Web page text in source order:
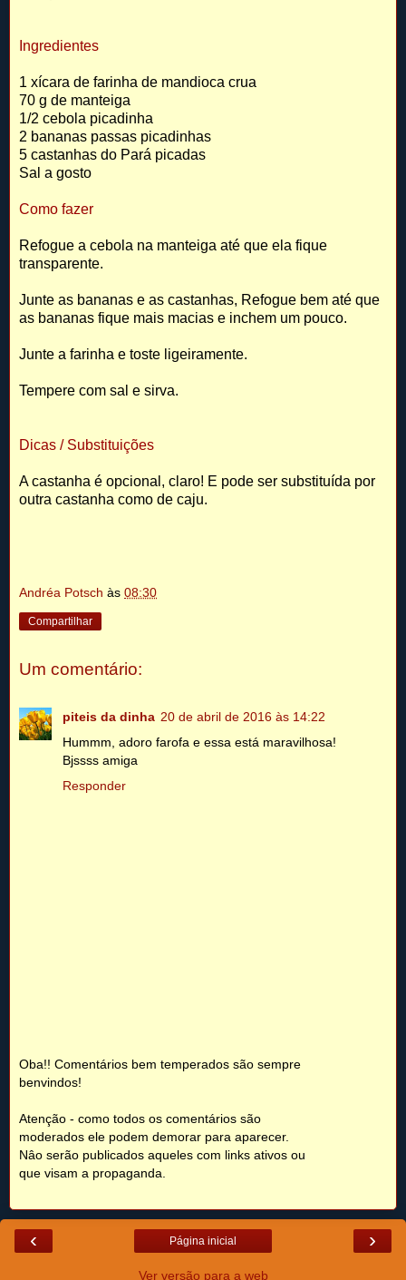
Ingredientes
1 xícara de farinha de mandioca crua
70 g de manteiga
1/2 cebola picadinha
2 bananas passas picadinhas
5 castanhas do Pará picadas
Sal a gosto
Como fazer
Refogue a cebola na manteiga até que ela fique
transparente.
Junte as bananas e as castanhas, Refogue bem até que
as bananas fique mais macias e inchem um pouco.
Junte a farinha e toste ligeiramente.
Tempere com sal e sirva.
Dicas / Substituições
A castanha é opcional, claro! E pode ser substituída por
outra castanha como de caju.
Andréa Potsch às 08:30
Compartilhar
Um comentário:
piteis da dinha 20 de abril de 2016 às 14:22
Hummm, adoro farofa e essa está maravilhosa!
Bjssss amiga
Responder
Oba!! Comentários bem temperados são sempre
benvindos!
Atenção - como todos os comentários são
moderados ele podem demorar para aparecer.
Nâo serão publicados aqueles com links ativos ou
que visam a propaganda.
‹ ›
Página inicial
Ver versão para a web